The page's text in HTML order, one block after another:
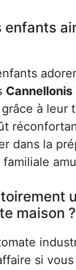
enfants
à leur
dans la
maison ?
si